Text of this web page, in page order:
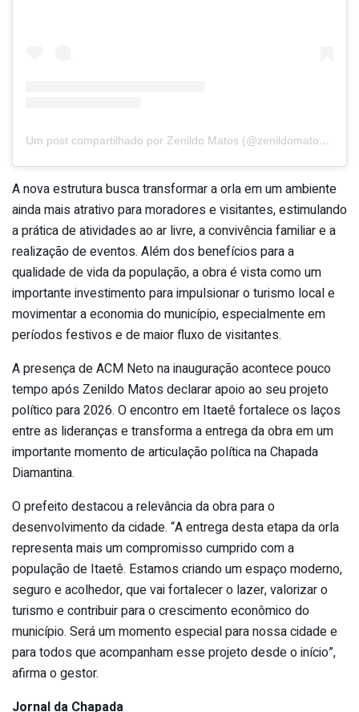
Um post compartilhado por Zenildo Matos (@zenildomatos_)
A nova estrutura busca transformar a orla em um ambiente
ainda mais atrativo para moradores e visitantes, estimulando
a prática de atividades ao ar livre, a convivência familiar e a
realização de eventos. Além dos benefícios para a
qualidade de vida da população, a obra é vista como um
importante investimento para impulsionar o turismo local e
movimentar a economia do município, especialmente em
períodos festivos e de maior fluxo de visitantes.
A presença de ACM Neto na inauguração acontece pouco
tempo após Zenildo Matos declarar apoio ao seu projeto
político para 2026. O encontro em Itaetê fortalece os laços
entre as lideranças e transforma a entrega da obra em um
importante momento de articulação política na Chapada
Diamantina.
O prefeito destacou a relevância da obra para o
desenvolvimento da cidade. “A entrega desta etapa da orla
representa mais um compromisso cumprido com a
população de Itaetê. Estamos criando um espaço moderno,
seguro e acolhedor, que vai fortalecer o lazer, valorizar o
turismo e contribuir para o crescimento econômico do
município. Será um momento especial para nossa cidade e
para todos que acompanham esse projeto desde o início”,
afirma o gestor.
Jornal da Chapada